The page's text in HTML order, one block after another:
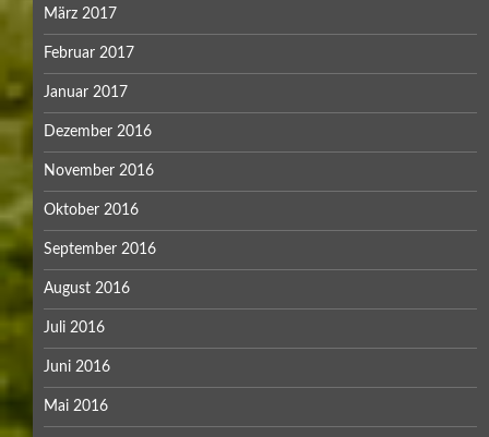
März 2017
Februar 2017
Januar 2017
Dezember 2016
November 2016
Oktober 2016
September 2016
August 2016
Juli 2016
Juni 2016
Mai 2016